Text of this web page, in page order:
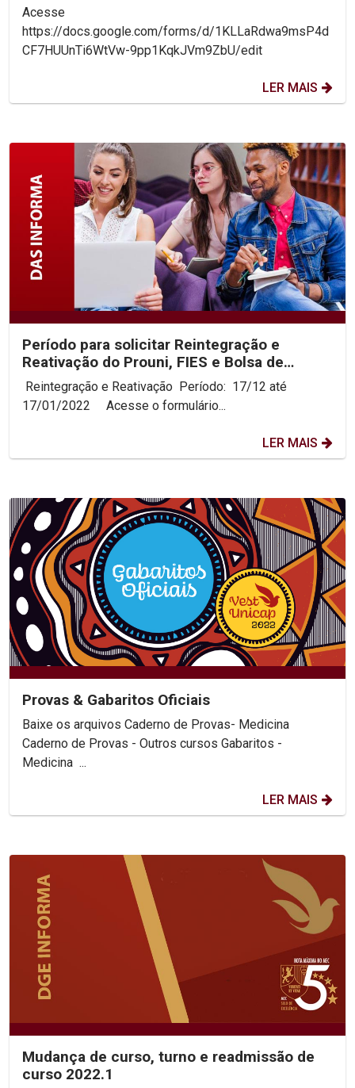
Acesse
https://docs.google.com/forms/d/1KLLaRdwa9msP4d
CF7HUUnTi6WtVw-9pp1KqkJVm9ZbU/edit
LER MAIS
Período para solicitar Reintegração e
Reativação do Prouni, FIES e Bolsa de
Assistência Social...
Reintegração e Reativação Período: 17/12 até
17/01/2022 Acesse o formulário...
LER MAIS
Provas & Gabaritos Oficiais
Baixe os arquivos Caderno de Provas- Medicina
Caderno de Provas - Outros cursos Gabaritos -
Medicina ...
LER MAIS
Mudança de curso, turno e readmissão de
curso 2022.1